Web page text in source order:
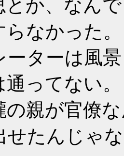
とか、なん
なかった。
ーターは風
ってない。
の親が官僚
せたんじゃ